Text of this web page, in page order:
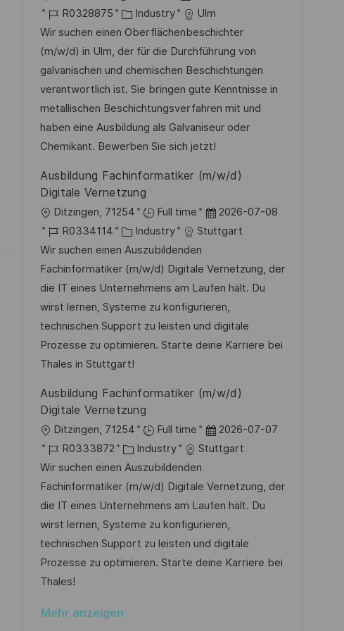
g
u
g
r
t
a
t
u
m
d
e
r
V
r
n
u
g
J
o
b
-
I
D
R0328875
K
a
t
e
g
o
r
i
Industry
Ulm
Wir suchen einen Oberflächenbeschichter
(m/w/d) in Ulm, der für die Durchführung von
galvanischen und chemischen Beschichtungen
verantwortlich ist. Sie bringen gute Kenntnisse in
metallischen Beschichtungsverfahren mit und
haben eine Ausbildung als Galvaniseur oder
Chemikant. Bewerben Sie sich jetzt!
Ausbildung Fachinformatiker (m/w/d)
Digitale Vernetzung
O
r
t
Ditzingen, 71254 Full time
D
a
u
m
d
e
r
r
f
2026-07-08
J
o
b
-
I
D
R0334114
K
a
t
e
g
o
r
i
Industry
Stuttgart
Wir suchen einen Auszubildenden
Fachinformatiker (m/w/d) Digitale Vernetzung, der
die IT eines Unternehmens am Laufen hält. Du
wirst lernen, Systeme zu konfigurieren,
technischen Support zu leisten und digitale
Prozesse zu optimieren. Starte deine Karriere bei
Thales in Stuttgart!
Ausbildung Fachinformatiker (m/w/d)
Digitale Vernetzung
O
r
t
Ditzingen, 71254 Full time
D
a
u
m
d
e
r
2026-07-07
J
o
b
-
I
D
R0333872
K
a
t
e
g
o
r
Industry
Stuttgart
Wir suchen einen Auszubildenden
Fachinformatiker (m/w/d) Digitale Vernetzung, der
die IT eines Unternehmens am Laufen hält. Du
wirst lernen, Systeme zu konfigurieren,
technischen Support zu leisten und digitale
Prozesse zu optimieren. Starte deine Karriere bei
Thales!
Mehr anzeigen